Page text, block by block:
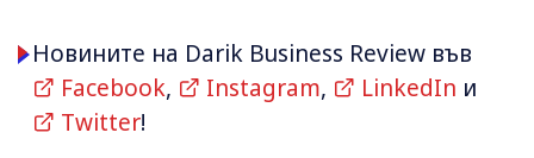
Новините на Darik Business Review във
Facebook, Instagram, LinkedIn и
Twitter!